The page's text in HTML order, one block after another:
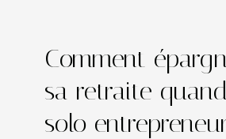
Comment
sa retraite
solo